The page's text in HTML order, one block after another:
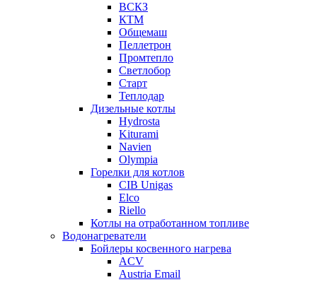
ВСКЗ
КТМ
Общемаш
Пеллетрон
Промтепло
Светлобор
Старт
Теплодар
Дизельные котлы
Hydrosta
Kiturami
Navien
Olympia
Горелки для котлов
CIB Unigas
Elco
Riello
Котлы на отработанном топливе
Водонагреватели
Бойлеры косвенного нагрева
ACV
Austria Email